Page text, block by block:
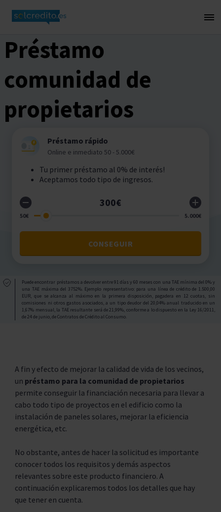
Préstamo
comunidad de
propietarios
Préstamo rápido
Online e inmediato 50 - 5.000€
Tu primer préstamo al 0% de interés!
Aceptamos todo tipo de ingresos.
CONSEGUIR
Puede encontrar préstamos a devolver entre 91 días y 60 meses con una TAE mínima del 0% y
una TAE máxima del 3752%. Ejemplo representativo: para una línea de crédito de 1.500,00
EUR, que se alcanza al máximo en la primera disposición, pagadera en 12 cuotas, sin
comisiones ni otros gastos asociados, a un tipo deudor del 20,04% anual traducido en un
1,67% mensual, la TAE resultante será de 21,99%, conforme a lo dispuesto en la Ley 16/2011,
de 24 de junio, de Contratos de Crédito al Consumo.
A fin y efecto de mejorar la calidad de vida de los vecinos,
un préstamo para la comunidad de propietarios
permite conseguir la financiación necesaria para llevar a
cabo todo tipo de proyectos en el edificio como la
instalación de paneles solares, mejorar la eficiencia
energética, etc.
No obstante, antes de hacer la solicitud es importante
conocer todos los requisitos y demás aspectos
relevantes sobre este producto financiero. A
continuación explicaremos todos los detalles que hay
que tener en cuenta.